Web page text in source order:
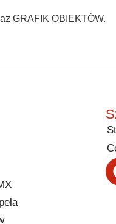
GRAFIK OBIEKTÓW.